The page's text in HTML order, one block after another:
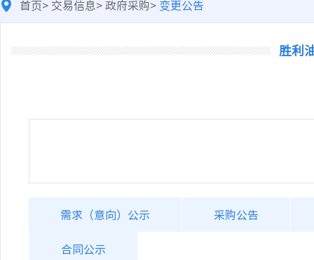
首页> 交易信息>政府采购> 变更公告
胜利
需求（意向）公示 采购公告
合同公示